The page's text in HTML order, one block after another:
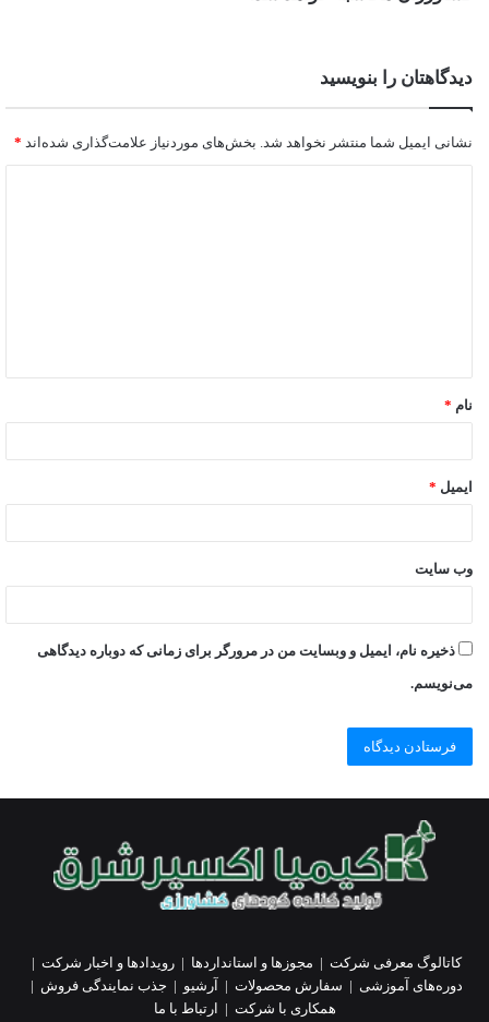
دیدگاهتان را بنویسید
نشانی ایمیل شما منتشر نخواهد شد. بخش‌های موردنیاز علامت‌گذاری شده‌اند *
نام *
ایمیل *
وب‌ سایت
ذخیره نام، ایمیل و وبسایت من در مرورگر برای زمانی که دوباره دیدگاهی
می‌نویسم.
کاتالوگ معرفی شرکت | مجوزها و استانداردها |رویدادها و اخبار شرکت |
دوره‌های آموزشی | سفارش محصولات | آرشیو | جذب نمایندگی فروش |
همکاری با شرکت | ارتباط با ما